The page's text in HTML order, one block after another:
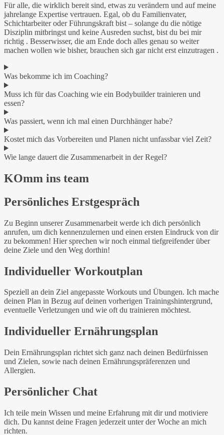
Für alle, die wirklich bereit sind, etwas zu verändern und auf meine
jahrelange Expertise vertrauen. Egal, ob du Familienvater,
Schichtarbeiter oder Führungskraft bist – solange du die nötige
Disziplin mitbringst und keine Ausreden suchst, bist du bei mir
richtig . Besserwisser, die am Ende doch alles genau so weiter
machen wollen wie bisher, brauchen sich gar nicht erst einzutragen .
Was bekomme ich im Coaching?
Muss ich für das Coaching wie ein Bodybuilder trainieren und
essen?
Was passiert, wenn ich mal einen Durchhänger habe?
Kostet mich das Vorbereiten und Planen nicht unfassbar viel Zeit?
Wie lange dauert die Zusammenarbeit in der Regel?
KOmm ins team
Persönliches Erstgespräch
Zu Beginn unserer Zusammenarbeit werde ich dich persönlich
anrufen, um dich kennenzulernen und einen ersten Eindruck von dir
zu bekommen! Hier sprechen wir noch einmal tiefgreifender über
deine Ziele und den Weg dorthin!
Individueller Workoutplan
Speziell an dein Ziel angepasste Workouts und Übungen. Ich mache
deinen Plan in Bezug auf deinen vorherigen Trainingshintergrund,
eventuelle Verletzungen und wie oft du trainieren möchtest.
Individueller Ernährungsplan
Dein Ernährungsplan richtet sich ganz nach deinen Bedürfnissen
und Zielen, sowie nach deinen Ernährungspräferenzen und
Allergien.
Persönlicher Chat
Ich teile mein Wissen und meine Erfahrung mit dir und motiviere
dich. Du kannst deine Fragen jederzeit unter der Woche an mich
richten.